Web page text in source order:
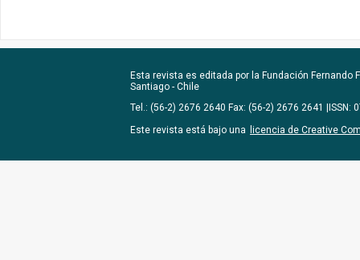
Esta revista es editada por la Fundación Fernando
Santiago - Chile
Tel.: (56-2) 2676 2640 Fax: (56-2) 2676 2641 |ISSN:
Este revista está bajo una
licencia de Creative